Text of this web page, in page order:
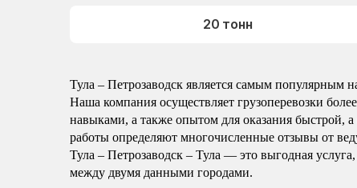
20 тонн
Тула – Петрозаводск является самым популярным
Наша компания осуществляет грузоперевозки
навыками, а также опытом для оказания быстрой, а
работы определяют многочисленные отзывы от
Тула – Петрозаводск – Тула — это выгодная
между двумя данными городами.